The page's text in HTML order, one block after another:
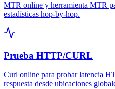
MTR online y herramienta MTR
estadísticas hop-by-hop.
Prueba HTTP/CURL
Curl online para probar latencia
respuesta desde ubicaciones